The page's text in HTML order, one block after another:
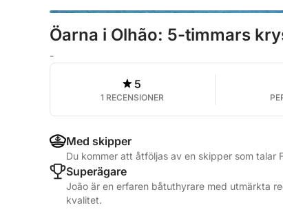
Öarna i Olhão: 5-timmars
-
5
1 RECENSIONER
Med skipper
Du kommer att åtföljas av en skipper som talar
Superägare
João är en erfaren båtuthyrare med utmärkta
kvalitet.